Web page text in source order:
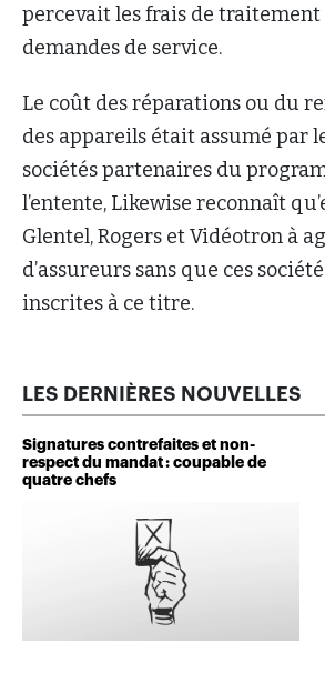
percevait les frais de
demandes de service.
Le coût des réparations ou du
des appareils était assumé par
sociétés partenaires du
l’entente, Likewise reconnaît
Glentel, Rogers et Vidéotron à
d’assureurs sans que ces
inscrites à ce titre.
LES DERNIÈRES NOUVELLES
Signatures contrefaites et non-
respect du mandat : coupable de
quatre chefs